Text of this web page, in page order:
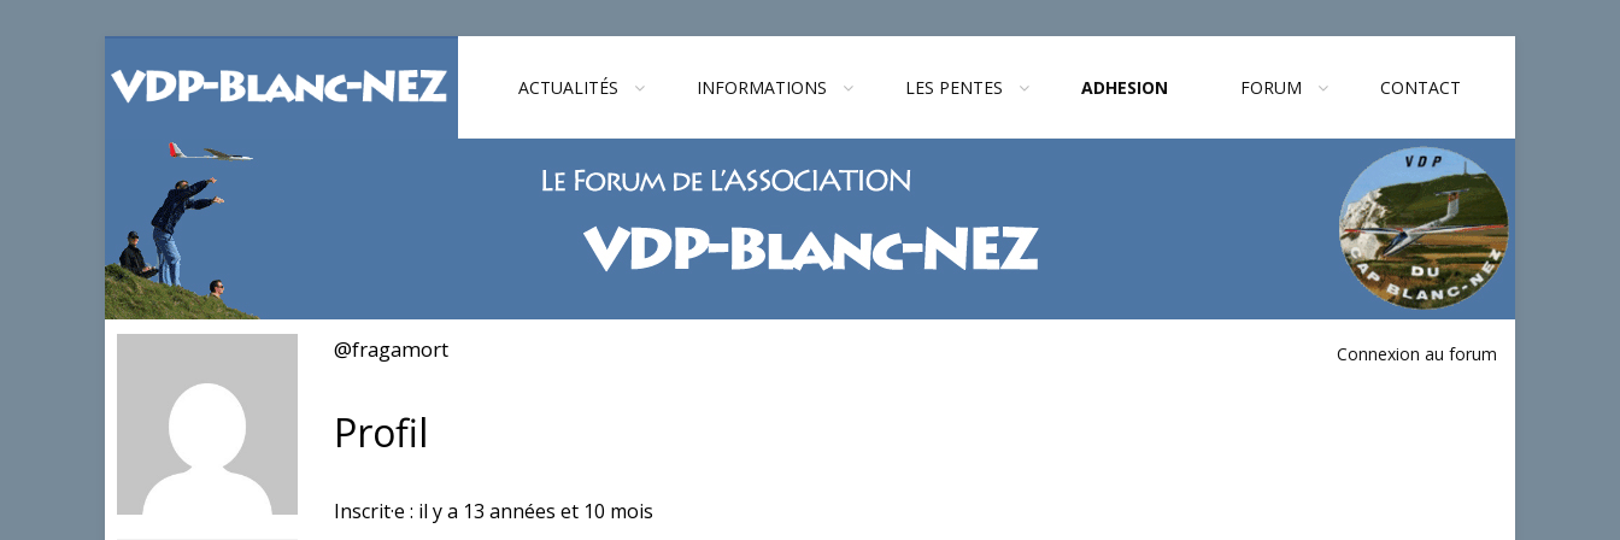
ACTUALITÉS INFORMATIONS LES PENTES ADHESION FORUM CONTACT
Connexion au forum
@fragamort
Profil
Inscrit·e : il y a 13 années et 10 mois